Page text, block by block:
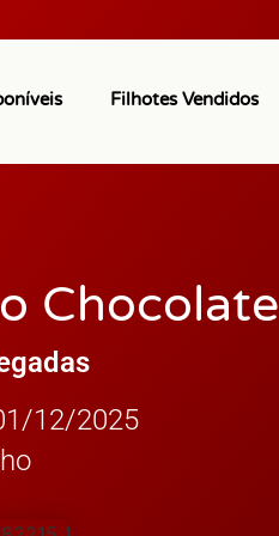
Filhotes Vendidos
Chocolate
12/2025